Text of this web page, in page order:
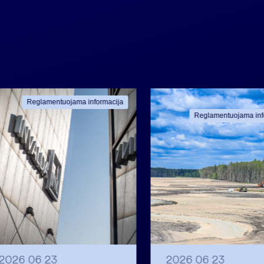
Reglamentuojama informacija
06 23
Reglamentuojama
2026 06 23